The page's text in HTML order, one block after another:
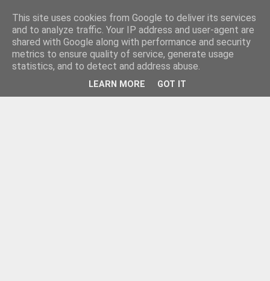
This site uses cookies from Google to deliver its services
and to analyze traffic. Your IP address and user-agent are
shared with Google along with performance and security
metrics to ensure quality of service, generate usage
statistics, and to detect and address abuse.
LEARN MORE GOT IT